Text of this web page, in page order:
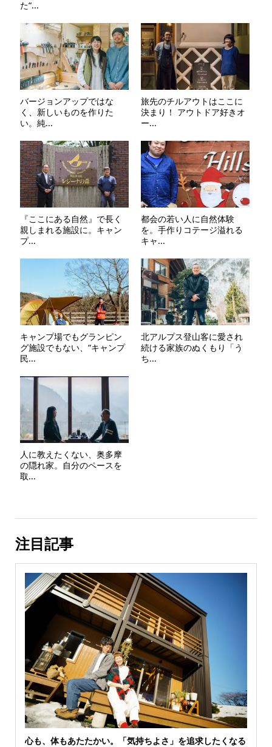
た“...
バージョンアップではな
く、新しいものを作りた
い。純...
旅先のチルアウトはここに
決まり！ アウトドア好きオ
ー...
『ここにある自然』で長く
親しまれる施設に。キャン
プ...
都会の若い人に自然体験
を。手作りコテージ溢れる
キャ...
キャンプ場でもグランピン
グ施設でもない、“キャンプ
民...
北アルプス登山客に愛され
続ける家族のぬくもり「う
ち...
人に教えたくない、奥多摩
の隠れ家。自分のペースを
取...
注目記事
心も、体もあたたかい。「気持ちよさ」を追求したくなる